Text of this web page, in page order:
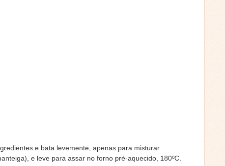
e bata levemente, apenas para misturar.
e leve para assar no forno pré-aquecido, 180ºC.